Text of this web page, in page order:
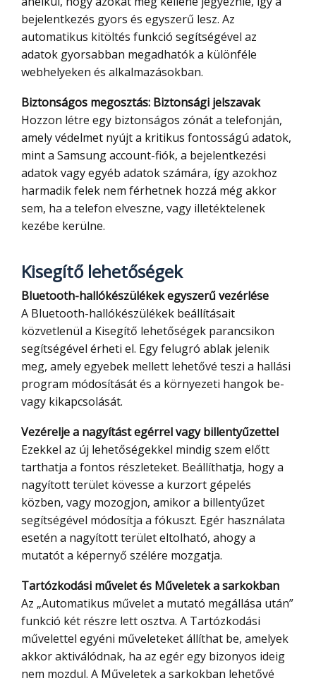
bejelentkezés gyors és egyszerű lesz. Az
automatikus kitöltés funkció segítségével az
adatok gyorsabban megadhatók a különféle
webhelyeken és alkalmazásokban.
Biztonságos megosztás: Biztonsági jelszavak
Hozzon létre egy biztonságos zónát a telefonján,
amely védelmet nyújt a kritikus fontosságú adatok,
mint a Samsung account-fiók, a bejelentkezési
adatok vagy egyéb adatok számára, így azokhoz
harmadik felek nem férhetnek hozzá még akkor
sem, ha a telefon elveszne, vagy illetéktelenek
kezébe kerülne.
Kisegítő lehetőségek
Bluetooth-hallókészülékek egyszerű vezérlése
A Bluetooth-hallókészülékek beállításait
közvetlenül a Kisegítő lehetőségek parancsikon
segítségével érheti el. Egy felugró ablak jelenik
meg, amely egyebek mellett lehetővé teszi a hallási
program módosítását és a környezeti hangok be-
vagy kikapcsolását.
Vezérelje a nagyítást egérrel vagy billentyűzettel
Ezekkel az új lehetőségekkel mindig szem előtt
tarthatja a fontos részleteket. Beállíthatja, hogy a
nagyított terület kövesse a kurzort gépelés
közben, vagy mozogjon, amikor a billentyűzet
segítségével módosítja a fókuszt. Egér használata
esetén a nagyított terület eltolható, ahogy a
mutatót a képernyő szélére mozgatja.
Tartózkodási művelet és Műveletek a sarkokban
Az „Automatikus művelet a mutató megállása után”
funkció két részre lett osztva. A Tartózkodási
művelettel egyéni műveleteket állíthat be, amelyek
akkor aktiválódnak, ha az egér egy bizonyos ideig
nem mozdul. A Műveletek a sarkokban lehetővé